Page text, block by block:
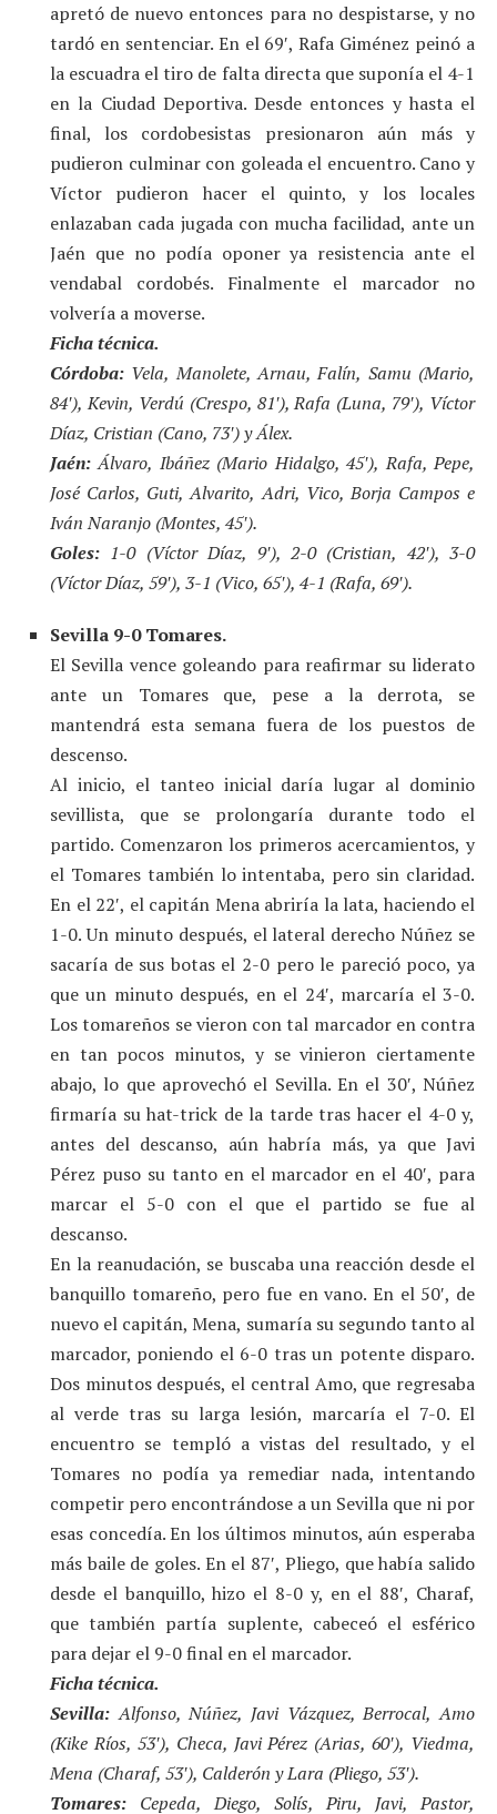
apretó de nuevo entonces para no despistarse, y no
tardó en sentenciar. En el 69′, Rafa Giménez peinó a
la escuadra el tiro de falta directa que suponía el 4-1
en la Ciudad Deportiva. Desde entonces y hasta el
final, los cordobesistas presionaron aún más y
pudieron culminar con goleada el encuentro. Cano y
Víctor pudieron hacer el quinto, y los locales
enlazaban cada jugada con mucha facilidad, ante un
Jaén que no podía oponer ya resistencia ante el
vendabal cordobés. Finalmente el marcador no
volvería a moverse.
Ficha técnica.
Córdoba: Vela, Manolete, Arnau, Falín, Samu (Mario,
84′), Kevin, Verdú (Crespo, 81′), Rafa (Luna, 79′), Víctor
Díaz, Cristian (Cano, 73′) y Álex.
Jaén: Álvaro, Ibáñez (Mario Hidalgo, 45′), Rafa, Pepe,
José Carlos, Guti, Alvarito, Adri, Vico, Borja Campos e
Iván Naranjo (Montes, 45′).
Goles: 1-0 (Víctor Díaz, 9′), 2-0 (Cristian, 42′), 3-0
(Víctor Díaz, 59′), 3-1 (Vico, 65′), 4-1 (Rafa, 69′).
Sevilla 9-0 Tomares.
El Sevilla vence goleando para reafirmar su liderato
ante un Tomares que, pese a la derrota, se
mantendrá esta semana fuera de los puestos de
descenso.
Al inicio, el tanteo inicial daría lugar al dominio
sevillista, que se prolongaría durante todo el
partido. Comenzaron los primeros acercamientos, y
el Tomares también lo intentaba, pero sin claridad.
En el 22′, el capitán Mena abriría la lata, haciendo el
1-0. Un minuto después, el lateral derecho Núñez se
sacaría de sus botas el 2-0 pero le pareció poco, ya
que un minuto después, en el 24′, marcaría el 3-0.
Los tomareños se vieron con tal marcador en contra
en tan pocos minutos, y se vinieron ciertamente
abajo, lo que aprovechó el Sevilla. En el 30′, Núñez
firmaría su hat-trick de la tarde tras hacer el 4-0 y,
antes del descanso, aún habría más, ya que Javi
Pérez puso su tanto en el marcador en el 40′, para
marcar el 5-0 con el que el partido se fue al
descanso.
En la reanudación, se buscaba una reacción desde el
banquillo tomareño, pero fue en vano. En el 50′, de
nuevo el capitán, Mena, sumaría su segundo tanto al
marcador, poniendo el 6-0 tras un potente disparo.
Dos minutos después, el central Amo, que regresaba
al verde tras su larga lesión, marcaría el 7-0. El
encuentro se templó a vistas del resultado, y el
Tomares no podía ya remediar nada, intentando
competir pero encontrándose a un Sevilla que ni por
esas concedía. En los últimos minutos, aún esperaba
más baile de goles. En el 87′, Pliego, que había salido
desde el banquillo, hizo el 8-0 y, en el 88′, Charaf,
que también partía suplente, cabeceó el esférico
para dejar el 9-0 final en el marcador.
Ficha técnica.
Sevilla: Alfonso, Núñez, Javi Vázquez, Berrocal, Amo
(Kike Ríos, 53′), Checa, Javi Pérez (Arias, 60′), Viedma,
Mena (Charaf, 53′), Calderón y Lara (Pliego, 53′).
Tomares: Cepeda, Diego, Solís, Piru, Javi, Pastor,